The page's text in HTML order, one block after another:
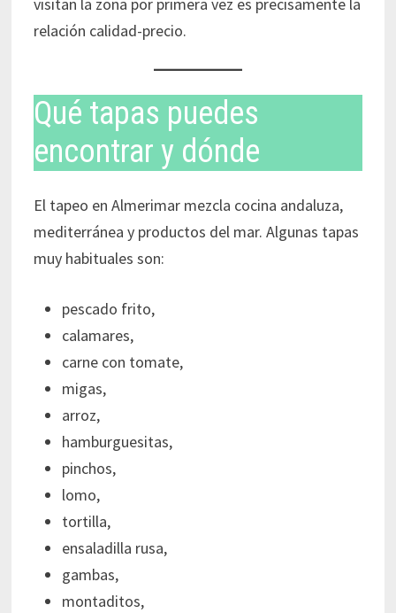
visitan la zona por primera vez es precisamente la
relación calidad-precio.
Qué tapas puedes
encontrar y dónde
El tapeo en Almerimar mezcla cocina andaluza,
mediterránea y productos del mar. Algunas tapas
muy habituales son:
pescado frito,
calamares,
carne con tomate,
migas,
arroz,
hamburguesitas,
pinchos,
lomo,
tortilla,
ensaladilla rusa,
gambas,
montaditos,